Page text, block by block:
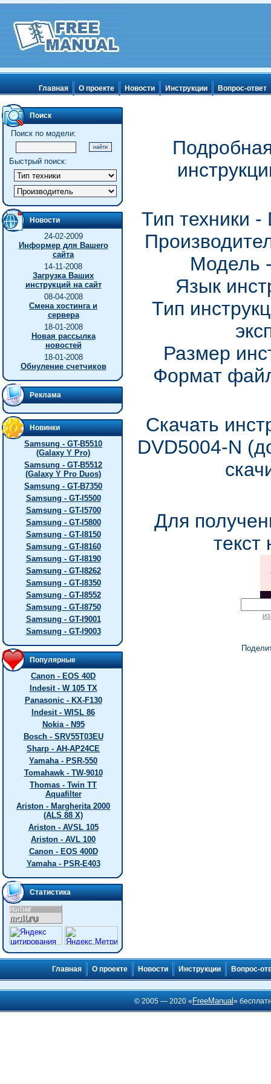
Главная О проекте Новости Инструкции Вопрос-ответ
Поиск
Поиск по модели:
Быстрый поиск:
Новости
24-02-2009
Информер для Вашего
сайта
14-11-2008
Загрузка Ваших
инструкций на сайт
08-04-2008
Смена хостинга и
сервера
18-01-2008
Новая рассылка
новостей
18-01-2008
Обнуление счетчиков
Реклама
Новинки
Samsung - GT-B5510
(Galaxy Y Pro)
Samsung - GT-B5512
(Galaxy Y Pro Duos)
Samsung - GT-B7350
Samsung - GT-I5500
Samsung - GT-I5700
Samsung - GT-I5800
Samsung - GT-I8150
Samsung - GT-I8160
Samsung - GT-I8190
Samsung - GT-I8262
Samsung - GT-I8350
Samsung - GT-I8552
Samsung - GT-I8750
Samsung - GT-I9001
Samsung - GT-I9003
Популярные
Canon - EOS 40D
Indesit - W 105 TX
Panasonic - KX-F130
Indesit - WISL 86
Nokia - N95
Bosch - SRV55T03EU
Sharp - AH-AP24CE
Yamaha - PSR-550
Tomahawk - TW-9010
Thomas - Twin TT
Aquafilter
Ariston - Margherita 2000
(ALS 88 X)
Ariston - AVSL 105
Ariston - AVL 100
Canon - EOS 400D
Yamaha - PSR-E403
Статистика
Тип техники -
Модель
Язык
Тип
Размер
Формат
Скачать
DVD5004-N
Для
текст
Главная О проекте Новости Инструкции Вопрос-
© 2005 — 2020 « FreeManual»